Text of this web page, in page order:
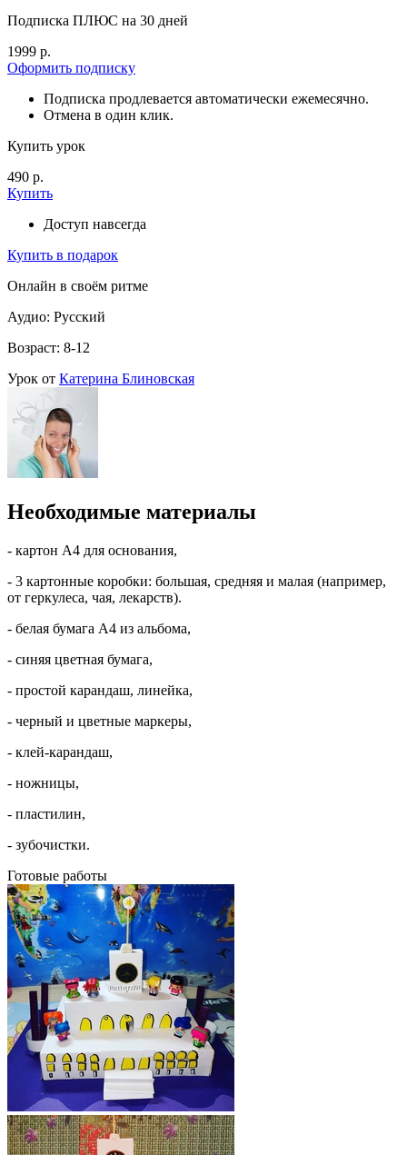
Подписка ПЛЮС на 30 дней
1999 р.
Оформить подписку
Подписка продлевается автоматически ежемесячно.
Отмена в один клик.
Купить урок
490 р.
Купить
Доступ навсегда
Купить в подарок
Онлайн в своём ритме
Аудио: Русский
Возраст: 8-12
Урок от Катерина Блиновская
Необходимые материалы
- картон А4 для основания,
- 3 картонные коробки: большая, средняя и малая (например,
от геркулеса, чая, лекарств).
- белая бумага А4 из альбома,
- синяя цветная бумага,
- простой карандаш, линейка,
- черный и цветные маркеры,
- клей-карандаш,
- ножницы,
- пластилин,
- зубочистки.
Готовые работы